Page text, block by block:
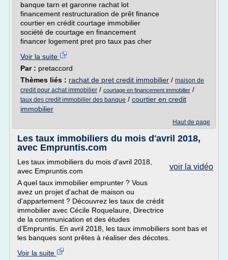
banque tarn et garonne rachat lot
financement restructuration de prêt finance
courtier en crédit courtage immobilier
société de courtage en financement
financer logement pret pro taux pas cher
Voir la suite
Par : pretaccord
Thèmes liés : rachat de pret credit immobilier / maison de
credit pour achat immobilier / courtage en financement immobilier /
taux des credit immobilier des banque / courtier en credit
immobilier
Haut de page
Les taux immobiliers du mois d'avril 2018,
avec Empruntis.com
voir la vidéo
Les taux immobiliers du mois d'avril 2018,
avec Empruntis.com
A quel taux immobilier emprunter ? Vous
avez un projet d'achat de maison ou
d'appartement ? Découvrez les taux de crédit
immobilier avec Cécile Roquelaure, Directrice
de la communication et des études
d’Empruntis. En avril 2018, les taux immobiliers sont bas et
les banques sont prêtes à réaliser des décotes.
Voir la suite